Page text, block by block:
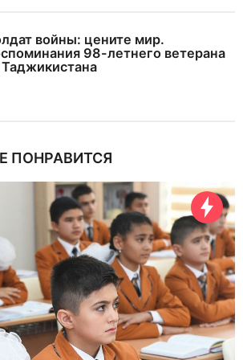
войны: цените мир.
98-летнего ветерана
Таджикистана
ПОНРАВИТСЯ